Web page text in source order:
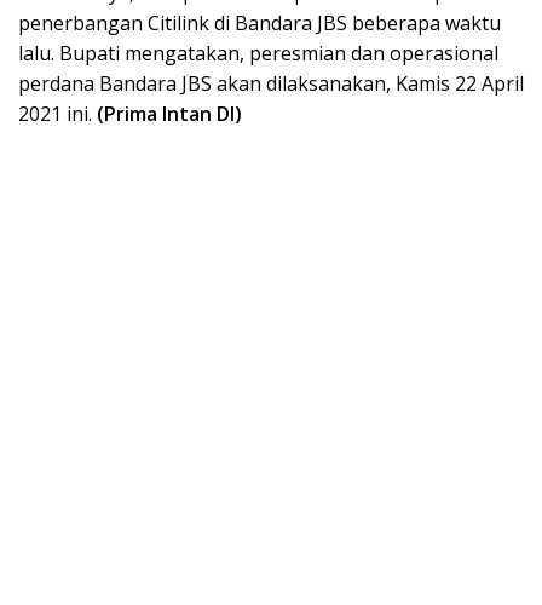
penerbangan Citilink di Bandara JBS beberapa waktu
lalu. Bupati mengatakan, peresmian dan operasional
perdana Bandara JBS akan dilaksanakan, Kamis 22 April
2021 ini. (Prima Intan DI)